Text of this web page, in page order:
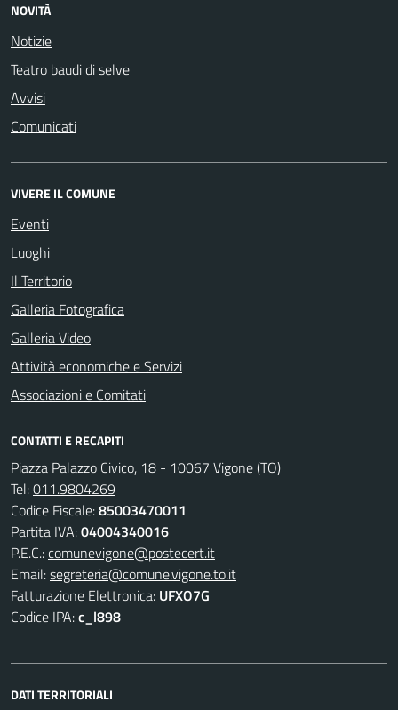
NOVITÀ
Notizie
Teatro baudi di selve
Avvisi
Comunicati
VIVERE IL COMUNE
Eventi
Luoghi
Il Territorio
Galleria Fotografica
Galleria Video
Attività economiche e Servizi
Associazioni e Comitati
CONTATTI E RECAPITI
Piazza Palazzo Civico, 18 - 10067 Vigone (TO)
Tel:011.9804269
Codice Fiscale:85003470011
Partita IVA:04004340016
P.E.C.:comunevigone@postecert.it
Email:segreteria@comune.vigone.to.it
Fatturazione Elettronica: UFXO7G
Codice IPA:c_l898
DATI TERRITORIALI